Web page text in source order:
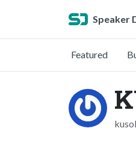
Speaker
Featured